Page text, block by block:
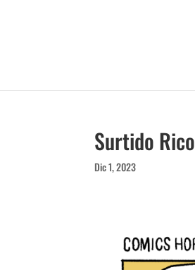
Surtido Rico
Dic 1, 2023